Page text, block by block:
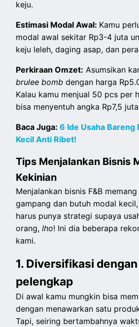
keju.
Estimasi Modal Awal: Kamu
modal awal sekitar Rp3-4 juta
keju leleh, daging asap, dan
Perkiraan Omzet: Asumsikan
brulee bombdengan harga
Kalau kamu menjual 50 pcs per
bisa menyentuh angka Rp7,5
Baca Juga:6 Ide Usaha Bareng
Kecil Anti Ribet!
Tips Menjalankan Bisnis
Kekinian
Menjalankan bisnis F&B
gampang dan butuh modal
harus punya strategi supaya
orang,lho! Ini dia beberapa
kami.
1. Diversifikasi
pelengkap
Di awal kamu mungkin bisa
dengan menawarkan satu
Tapi, seiring bertambahnya